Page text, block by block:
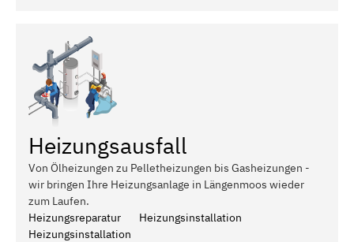
Heizungsausfall
Von Ölheizungen zu Pelletheizungen bis Gasheizungen -
wir bringen Ihre Heizungsanlage in Längenmoos wieder
zum Laufen.
Heizungsreparatur
Heizungsinstallation
Heizungsinstallation